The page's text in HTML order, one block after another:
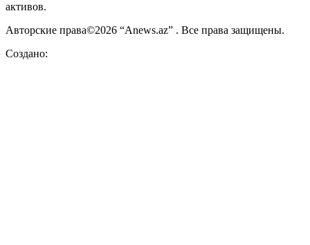
активов.
Авторские права©2026 “Anews.az” . Все права защищены.
Создано: